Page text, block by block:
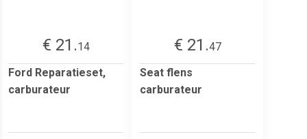
€ 21.14
Ford Reparatieset,
carburateur
€ 21.47
Seat flens
carburateur